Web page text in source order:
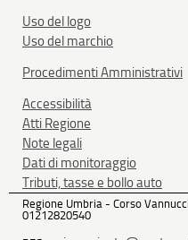
Uso del logo
Uso del marchio
Procedimenti Amministrativi
Accessibilità
Atti Regione
Note legali
Dati di monitoraggio
Tributi, tasse e bollo auto
Regione Umbria - Corso
01212820540